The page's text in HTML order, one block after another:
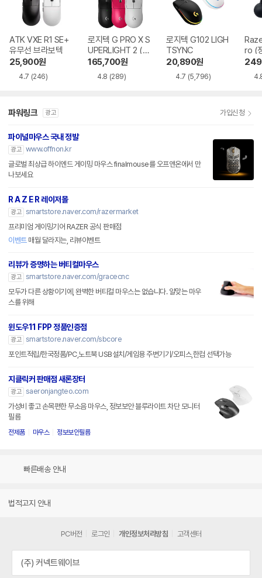
ATK VXE R1 SE+
유무선 브라보텍
25,900원
4.7 (246)
로지텍 G PRO X S
UPERLIGHT 2 (정
품)
165,700원
4.8 (289)
로지텍 G102 LIGH
TSYNC
20,890원
4.7 (5,796)
ro (
파워링크 광고 가입신청
파이널마우스 국내 정발
광고 www.offnon.kr
글로벌 최상급 하이엔드 게이밍 마우스 finalmouse를 오프앤온에서 만
나보세요
R A Z E R 레이저몰
광고 smartstore.naver.com/razermarket
프리미엄 게이밍기어 RAZER 공식 판매점
이벤트매월 달라지는, 리뷰이벤트
리뷰가 증명하는 버티컬마우스
광고 smartstore.naver.com/gracecnc
모두가 다른 상황이기에, 완벽한 버티컬 마우스는 없습니다. 알맞는 마우
스를 위해
윈도우11 FPP 정품인증점
광고 smartstore.naver.com/sbcore
포인트적립/한국정품/PC,노트북 USB설치/게임용 주변기기/오피스,한컴 선택가능
지클릭커 판매점 새론장터
광고 saeronjangteo.com
가성비 좋고 손목편한 무소음 마우스, 정보보안 블루라이트 차단 모니터
필름
전제품 마우스 정보보안필름
빠른배송 안내
법적고지 안내
PC버전 로그인 개인정보처리방침 고객센터
(주) 커넥트웨이브